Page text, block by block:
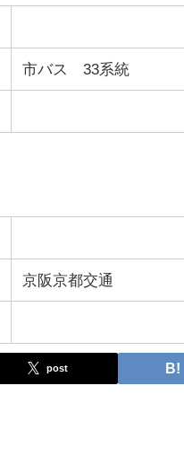
市バス 33系統
京阪京都交通
post